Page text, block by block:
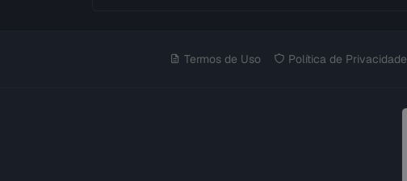
Termos de Uso Política de Privacidade